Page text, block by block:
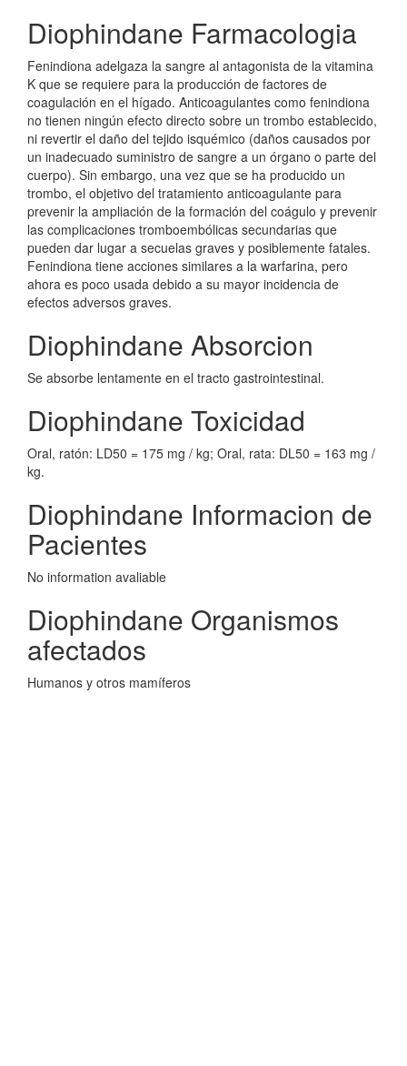
Diophindane Farmacologia
Fenindiona adelgaza la sangre al antagonista de la vitamina
K que se requiere para la producción de factores de
coagulación en el hígado. Anticoagulantes como fenindiona
no tienen ningún efecto directo sobre un trombo establecido,
ni revertir el daño del tejido isquémico (daños causados por
un inadecuado suministro de sangre a un órgano o parte del
cuerpo). Sin embargo, una vez que se ha producido un
trombo, el objetivo del tratamiento anticoagulante para
prevenir la ampliación de la formación del coágulo y prevenir
las complicaciones tromboembólicas secundarias que
pueden dar lugar a secuelas graves y posiblemente fatales.
Fenindiona tiene acciones similares a la warfarina, pero
ahora es poco usada debido a su mayor incidencia de
efectos adversos graves.
Diophindane Absorcion
Se absorbe lentamente en el tracto gastrointestinal.
Diophindane Toxicidad
Oral, ratón: LD50 = 175 mg / kg; Oral, rata: DL50 = 163 mg /
kg.
Diophindane Informacion de
Pacientes
No information avaliable
Diophindane Organismos
afectados
Humanos y otros mamíferos